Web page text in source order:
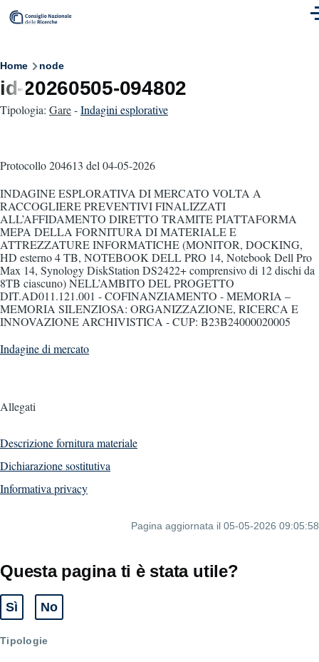
Skip to main content
Breadcrumb
Home node
id-20260505-094802
Tipologia: Gare-Indagini esplorative
Protocollo 204613 del 04-05-2026
INDAGINE ESPLORATIVA DI MERCATO VOLTA A
RACCOGLIERE PREVENTIVI FINALIZZATI
ALL’AFFIDAMENTO DIRETTO TRAMITE PIATTAFORMA
MEPA DELLA FORNITURA DI MATERIALE E
ATTREZZATURE INFORMATICHE (MONITOR, DOCKING,
HD esterno 4 TB, NOTEBOOK DELL PRO 14, Notebook Dell Pro
Max 14, Synology DiskStation DS2422+ comprensivo di 12 dischi da
8TB ciascuno) NELL’AMBITO DEL PROGETTO
DIT.AD011.121.001 - COFINANZIAMENTO - MEMORIA –
MEMORIA SILENZIOSA: ORGANIZZAZIONE, RICERCA E
INNOVAZIONE ARCHIVISTICA - CUP: B23B24000020005
Indagine di mercato
Allegati
Descrizione fornitura materiale
Dichiarazione sostitutiva
Informativa privacy
Pagina aggiornata il 05-05-2026 09:05:58
Questa pagina ti è stata utile?
Sì
Tipologie